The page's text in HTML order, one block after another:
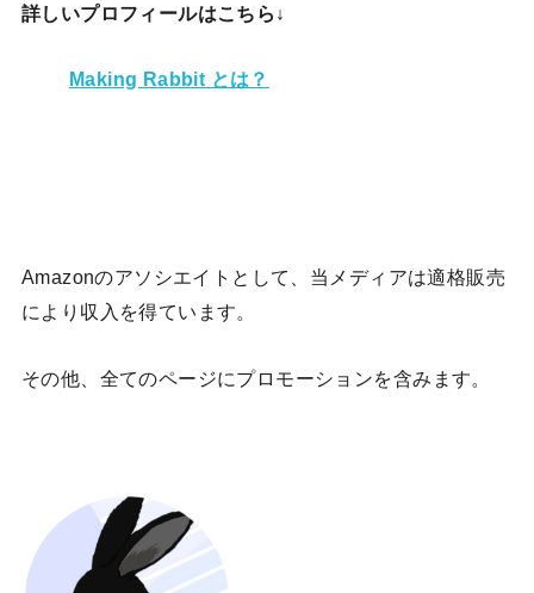
詳しいプロフィールはこちら↓
Making Rabbit とは？
Amazonのアソシエイトとして、当メディアは適格販売
により収入を得ています。
その他、全てのページにプロモーションを含みます。